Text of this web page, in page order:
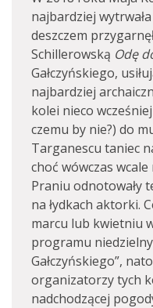
najbardziej
deszczem
Schillerowską Odę
Gałczyńskiego,
najbardziej
kolei nieco
czemu by nie?) do
Targanescu taniec
choć wówczas
Praniu odnotowały
na łydkach aktorki.
marcu lub kwietniu
programu
Gałczyńskiego”,
organizatorzy tych
nadchodzącej